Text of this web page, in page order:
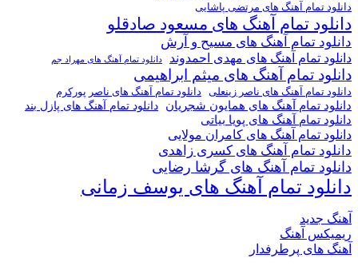
دانلود تمام آهنگ های مرتضی پاشایی
دانلود تمام آهنگ های مسعود صادقلو
دانلود تمام آهنگ های مسیح و آرش
دانلود تمام آهنگ های مهدی احمدوند دانلود تمام آهنگ های مهراد جم
دانلود تمام آهنگ های میثم ابراهیمی
دانلود تمام آهنگ های ناصر زینعلی دانلود تمام آهنگ های ناصر پورکرم
دانلود تمام آهنگ های همایون شجریان دانلود تمام آهنگ های پازل بند
دانلود تمام آهنگ های پویا بیاتی
دانلود تمام آهنگ های کامران مولایی
دانلود تمام آهنگ های کسری زاهدی
دانلود تمام آهنگ های گرشا رضایی
دانلود تمام آهنگ های یوسف زمانی
آهنگ جدید
ریمیکس آهنگ
آهنگ های پرطرفدار